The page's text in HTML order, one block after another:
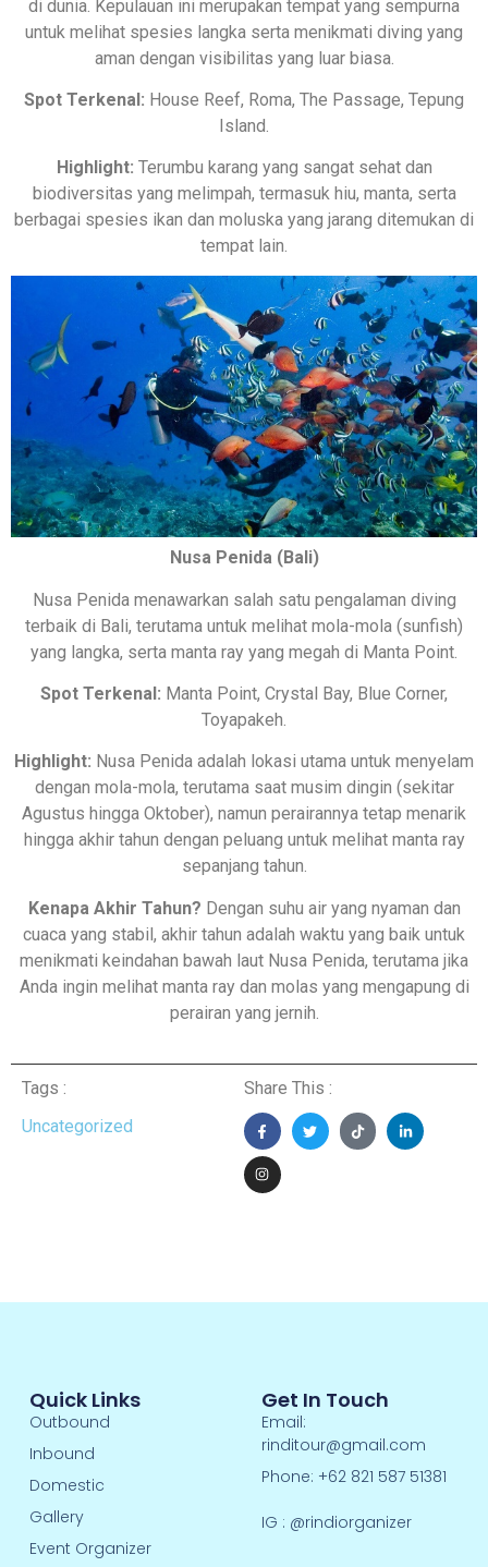
di dunia. Kepulauan ini merupakan tempat yang sempurna
untuk melihat spesies langka serta menikmati diving yang
aman dengan visibilitas yang luar biasa.
Spot Terkenal: House Reef, Roma, The Passage, Tepung
Island.
Highlight: Terumbu karang yang sangat sehat dan
biodiversitas yang melimpah, termasuk hiu, manta, serta
berbagai spesies ikan dan moluska yang jarang ditemukan di
tempat lain.
Nusa Penida (Bali)
Nusa Penida menawarkan salah satu pengalaman diving
terbaik di Bali, terutama untuk melihat mola-mola (sunfish)
yang langka, serta manta ray yang megah di Manta Point.
Spot Terkenal: Manta Point, Crystal Bay, Blue Corner,
Toyapakeh.
Highlight: Nusa Penida adalah lokasi utama untuk menyelam
dengan mola-mola, terutama saat musim dingin (sekitar
Agustus hingga Oktober), namun perairannya tetap menarik
hingga akhir tahun dengan peluang untuk melihat manta ray
sepanjang tahun.
Kenapa Akhir Tahun? Dengan suhu air yang nyaman dan
cuaca yang stabil, akhir tahun adalah waktu yang baik untuk
menikmati keindahan bawah laut Nusa Penida, terutama jika
Anda ingin melihat manta ray dan molas yang mengapung di
perairan yang jernih.
Tags :
Uncategorized
Share This :
Quick Links
Outbound
Inbound
Domestic
Gallery
Event Organizer
Get In Touch
Email:
rinditour@gmail.com
Phone: +62 821 587 51381
IG : @rindiorganizer